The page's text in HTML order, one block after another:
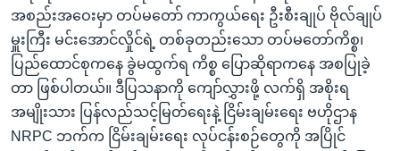
အစည်းအဝေးမှာ တပ်မတော် ကာကွယ်ရေး ဦးစီးချုပ် ဗိုလ်ချုပ်
မှူးကြီး မင်းအောင်လှိုင်ရဲ့ တစ်ခုတည်းသော တပ်မတော်ကိစ္စ၊
ပြည်ထောင်စုကနေ ခွဲမထွက်ရ ကိစ္စ ပြောဆိုရာကနေ အစပြုခဲ့
တာ ဖြစ်ပါတယ်။ ဒီပြသနာကို ကျော်လွှားဖို့ လက်ရှိ အစိုးရ
အမျိုးသား ပြန်လည်သင့်မြတ်ရေးနဲ့ ငြိမ်းချမ်းရေး ဗဟိုဌာန
NRPC ဘက်က ငြိမ်းချမ်းရေး လုပ်ငန်းစဉ်တွေကို အပြိုင်